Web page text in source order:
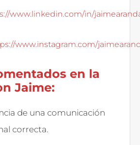
www.linkedin.com/in/
www.instagram.com/
en la
Jaime:
de una comunicación
correcta.